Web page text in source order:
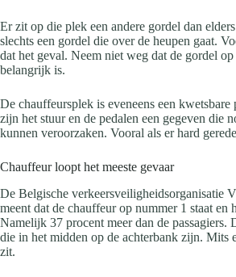
Er zit op die plek een andere gordel dan
slechts een gordel die over de heupen gaat.
dat het geval. Neem niet weg dat de gordel op
belangrijk is.
De chauffeursplek is eveneens een
zijn het stuur en de pedalen een gegeven die
kunnen veroorzaken. Vooral als er hard
Chauffeur loopt het meeste gevaar
De Belgische verkeersveiligheidsorganisatie
meent dat de chauffeur op nummer 1 staat en
Namelijk 37 procent meer dan de passagiers.
die in het midden op de achterbank zijn. Mits
zit.